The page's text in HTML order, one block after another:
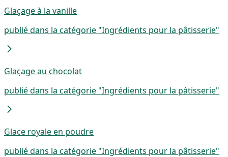
Glaçage à la vanille
publié dans la catégorie "Ingrédients pour la pâtisserie"
Glaçage au chocolat
publié dans la catégorie "Ingrédients pour la pâtisserie"
Glace royale en poudre
publié dans la catégorie "Ingrédients pour la pâtisserie"